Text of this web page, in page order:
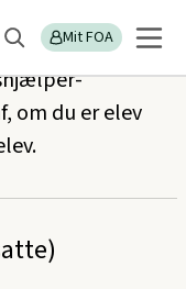
Søg Mit FOA
om du er elev